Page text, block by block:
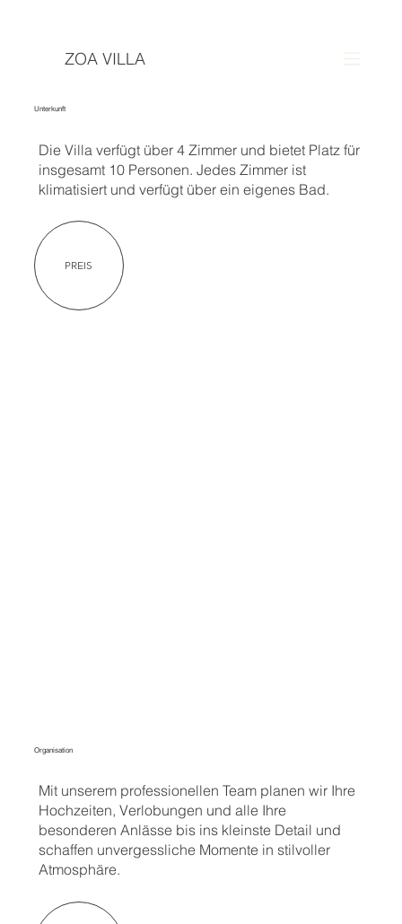
ZOA VILLA
Unterkunft
Die Villa verfügt über 4 Zimmer und bietet Platz für
insgesamt 10 Personen. Jedes Zimmer ist
klimatisiert und verfügt über ein eigenes Bad.
PREIS
Organisation
Mit unserem professionellen Team planen wir Ihre
Hochzeiten, Verlobungen und alle Ihre
besonderen Anlässe bis ins kleinste Detail und
schaffen unvergessliche Momente in stilvoller
Atmosphäre.